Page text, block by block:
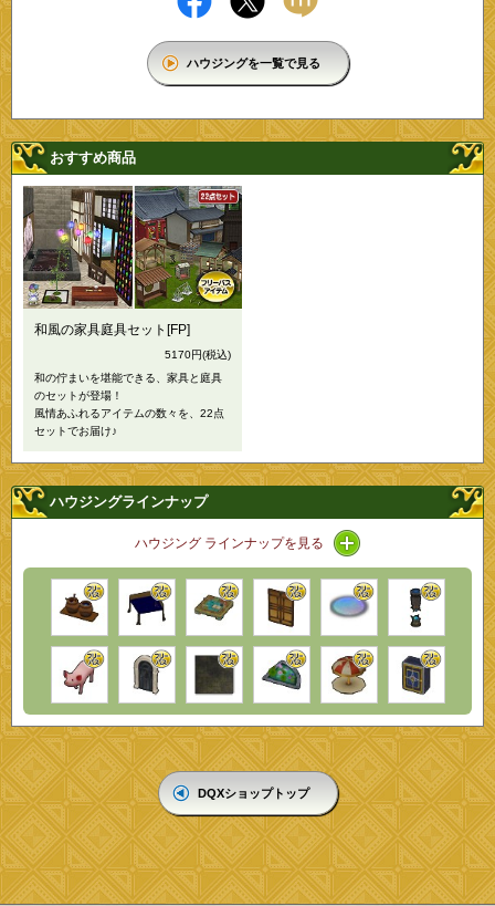
ハウジングを一覧で見る
おすすめ商品
和風の家具庭具セット[FP]
5170円(税込)
和の佇まいを堪能できる、家具と庭具
のセットが登場！
風情あふれるアイテムの数々を、22点
セットでお届け♪
ハウジングラインナップ
ハウジング ラインナップを見る アイコン / ラインナ
DQXショップトップ